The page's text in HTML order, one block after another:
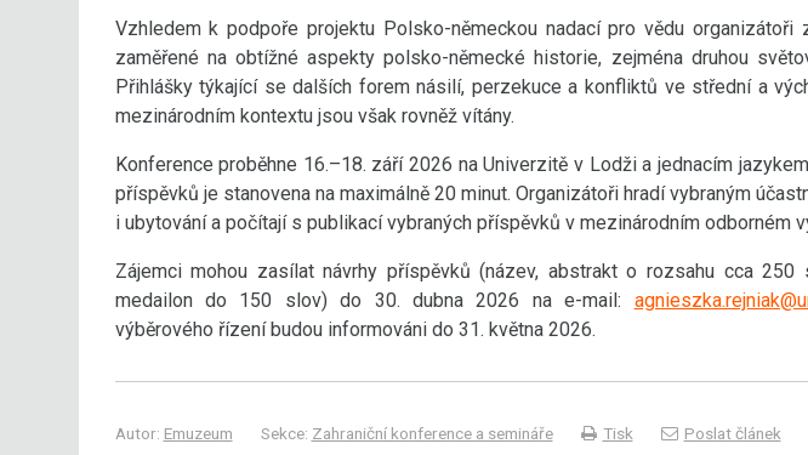
Vzhledem k podpoře projektu Polsko-německou nadací pro vědu organizátoři
zaměřené na obtížné aspekty polsko-německé historie, zejména druhou
Přihlášky týkající se dalších forem násilí, perzekuce a konfliktů ve střední a
mezinárodním kontextu jsou však rovněž vítány.
Konference proběhne 16.–18. září 2026 na Univerzitě v Lodži a jednacím
příspěvků je stanovena na maximálně 20 minut. Organizátoři hradí vybraným
i ubytování a počítají s publikací vybraných příspěvků v mezinárodním odborném
Zájemci mohou zasílat návrhy příspěvků (název, abstrakt o rozsahu cca
medailon do 150 slov) do 30. dubna 2026 na e-mail:
výběrového řízení budou informováni do 31. května 2026.
Autor: Emuzeum Sekce: Zahraniční konference a semináře Tisk Poslat článek